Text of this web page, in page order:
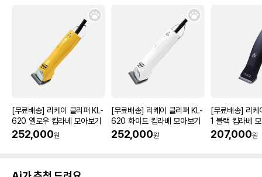
[무료배송] 리케이 클리퍼 KL-
620 옐로우 킴라베 모아보기
252,000원
[무료배송] 리케이 클리퍼 KL-
620 화이트 킴라베 모아보기
252,000원
[무료배송] 리
1 블랙 킴라베
207,000원